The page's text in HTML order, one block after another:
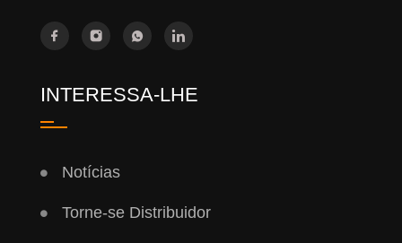
INTERESSA-LHE
Notícias
Torne-se Distribuidor